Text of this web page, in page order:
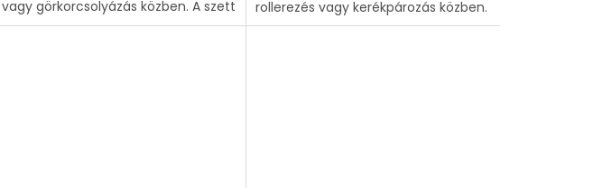
vagy görkorcsolyázás közben. A szett
térd- és könyökvédőket tartalmaz,...
rollerezés vagy kerékpározás közben.
A szett könyök- és térdvédőket